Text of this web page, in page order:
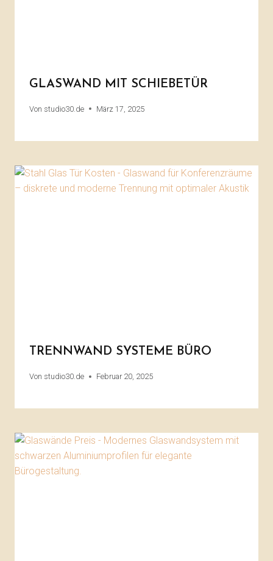
GLASWAND MIT SCHIEBETÜR
Von studio30.de März 17, 2025
TRENNWAND SYSTEME BÜRO
Von studio30.de Februar 20, 2025